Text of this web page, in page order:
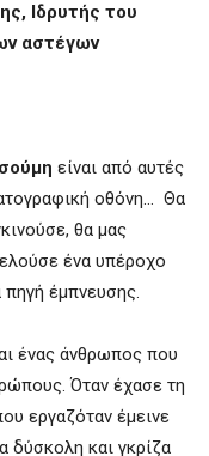
Ιδρυτής του
αστέγων
είναι από αυτές
οθόνη… Θα
θα μας
ένα υπέροχο
πηγή έμπνευσης.
ένας άνθρωπος που
Όταν έχασε τη
εργαζόταν έμεινε
δύσκολη και γκρίζα